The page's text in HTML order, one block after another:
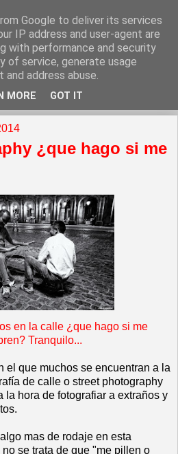
¿que hago si me
en la calle ¿que hago si me
Tranquilo...
el que muchos se encuentran a la
de calle o street photography
la hora de fotografiar a extraños y
mas de rodaje en esta
se trata de que "me pillen o
Google to deliver its services
IP address and user-agent are
with performance and security
of service, generate usage
address abuse.
MORE GOT IT